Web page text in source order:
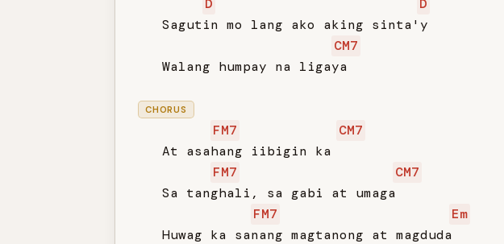
D
D
   Sagutin mo lang ako aking sinta'y
CM7
   Walang humpay na ligaya
CHORUS
FM7
CM7
   At asahang iibigin ka
FM7
CM7
   Sa tanghali, sa gabi at umaga
FM7
Em
   Huwag ka sanang magtanong at magduda